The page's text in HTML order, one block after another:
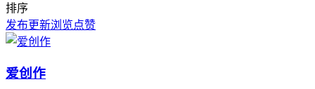
排序
发布更新浏览点赞
爱创作